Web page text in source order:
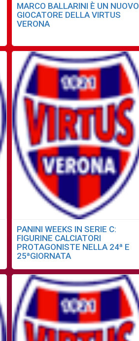
MARCO BALLARINI È UN NUOVO
GIOCATORE DELLA VIRTUS
VERONA
PANINI WEEKS IN SERIE C:
FIGURINE CALCIATORI
PROTAGONISTE NELLA 24ª E
25ªGIORNATA